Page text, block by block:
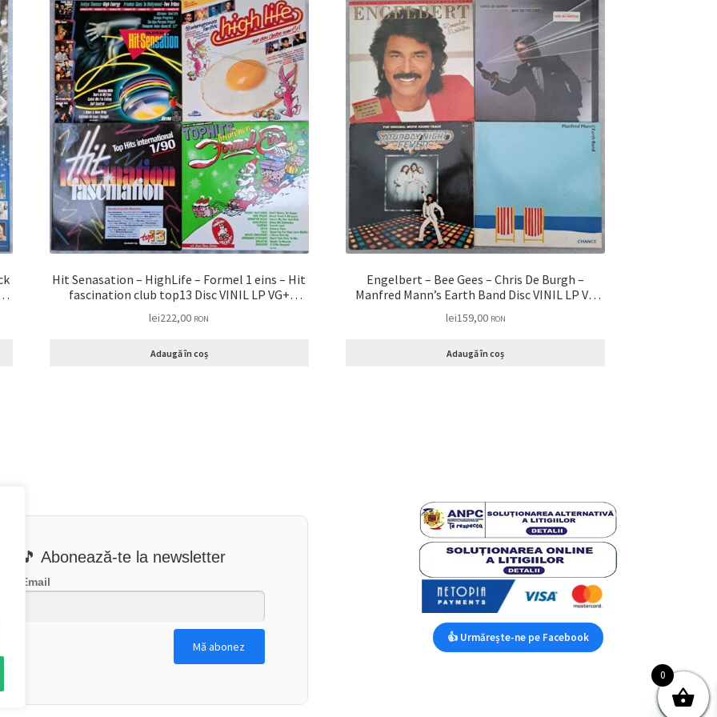
Hit Senasation – HighLife – Formel 1 eins – Hit
fascination club top13 Disc VINIL LP VG+
System, CC Catch, Dire Straits, Enya, Erasure,
lei222,00 RON
Adaugă în coș
Engelbert – Bee Gees – Chris De Burgh –
Manfred Mann’s Earth Band Disc VINIL LP VG
lei159,00 RON
Adaugă în coș
🎵 Abonează-te la newsletter
Email
👍 Urmărește-ne pe Facebook
0